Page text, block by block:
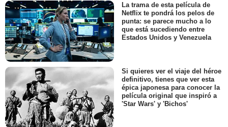
La trama de esta película de
Netflix te pondrá los pelos de
punta: se parece mucho a lo
que está sucediendo entre
Estados Unidos y Venezuela
Si quieres ver el viaje del héroe
definitivo, tienes que ver esta
épica japonesa para conocer la
película original que inspiró a
'Star Wars' y 'Bichos'